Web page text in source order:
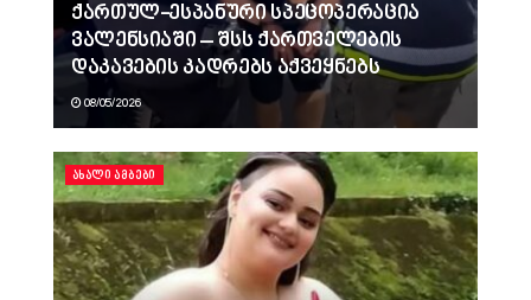
ქართულ-ესპანური სპეცოპერაცია
ვალენსიაში – შსს ქართველების
დაკავების კადრებს აქვეყნებს
08/05/2026
ᲐᲮᲐᲚᲘ ᲐᲛᲑᲔᲑᲘ